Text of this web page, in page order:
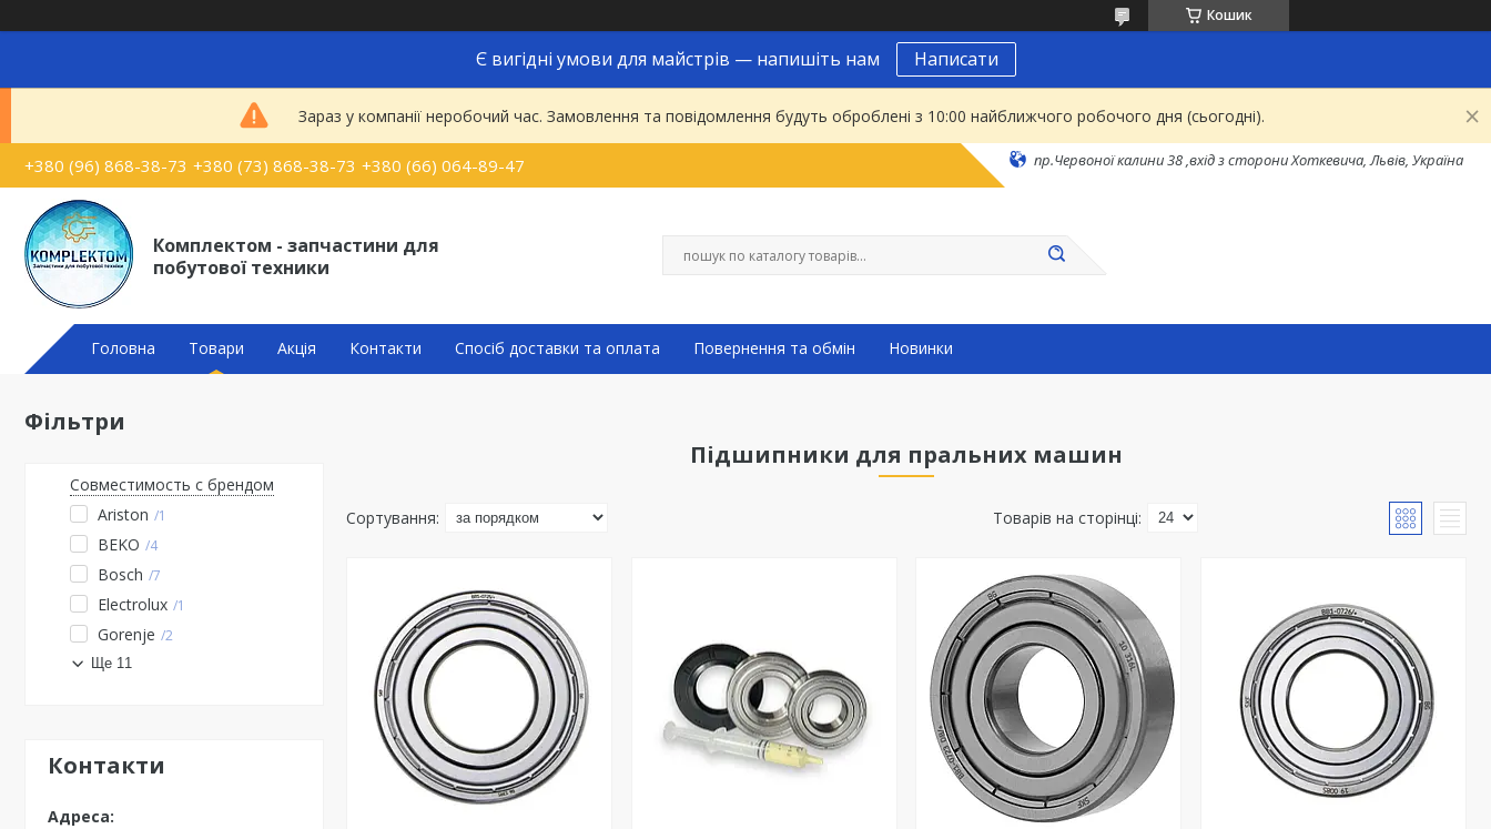
Кошик
Є вигідні умови для майстрів — напишіть нам Написати
Зараз у компанії неробочий час. Замовлення та повідомлення будуть оброблені з 10:00 найближчого робочого дня (сьогодні).
+380 (96) 868-38-73 +380 (73) 868-38-73 +380 (66) 064-89-47 пр.Червоної калини 38 ,вхід з сторони Хоткевича, Львів, Україна
Комплектом - запчастини для
побутової техники
Головна Товари Акція Контакти Спосіб доставки та оплата Повернення та обмін Новинки
Фільтри
Совместимость с брендом
Ariston
1
BEKO 4
Bosch 7
Electrolux 1
Gorenje 2
Ще 11
Контакти
Підшипники для пральних машин